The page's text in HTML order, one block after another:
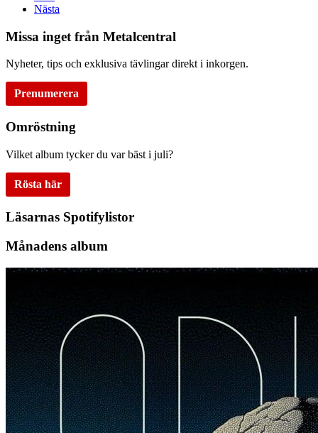
Nästa
Missa inget från Metalcentral
Nyheter, tips och exklusiva tävlingar direkt i inkorgen.
Prenumerera
Omröstning
Vilket album tycker du var bäst i juli?
Rösta här
Läsarnas Spotifylistor
Månadens album